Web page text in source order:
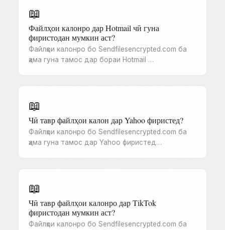
📖
Файлҳои калонро дар Hotmail чӣ гуна
фиристодан мумкин аст?
Файлҳои калонро бо Sendfilesencrypted.com ба
ҳама гуна тамос дар бораи Hotmail …
📖
Чӣ тавр файлҳои калон дар Yahoo фиристед?
Файлҳои калонро бо Sendfilesencrypted.com ба
ҳама гуна тамос дар Yahoo фиристед…
📖
Чӣ тавр файлҳои калонро дар TikTok
фиристодан мумкин аст?
Файлҳои калонро бо Sendfilesencrypted.com ба